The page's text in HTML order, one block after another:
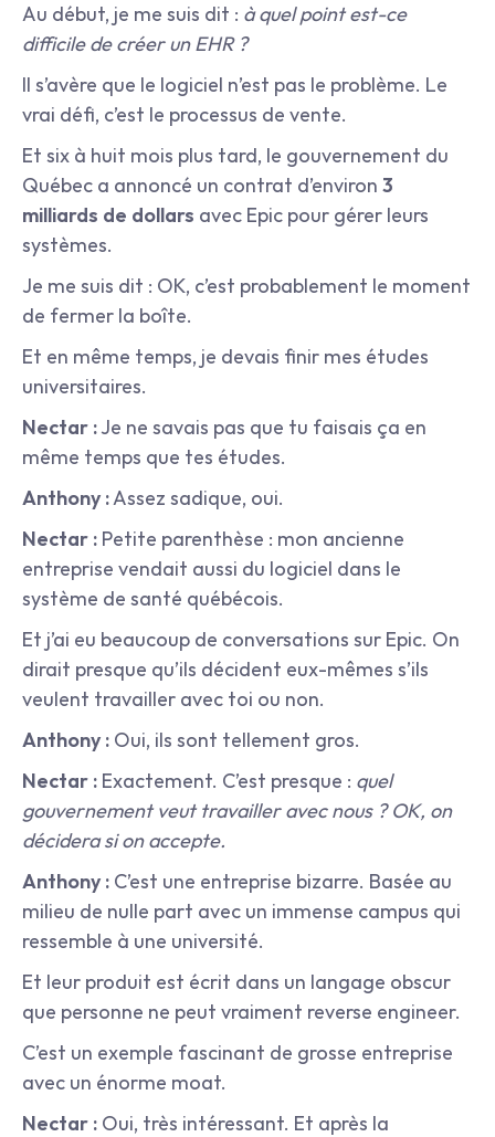
Au début, je me suis dit : à quel point est-ce
difficile de créer un EHR ?
Il s’avère que le logiciel n’est pas le problème. Le
vrai défi, c’est le processus de vente.
Et six à huit mois plus tard, le gouvernement du
Québec a annoncé un contrat d’environ 3
milliards de dollars avec Epic pour gérer leurs
systèmes.
Je me suis dit : OK, c’est probablement le moment
de fermer la boîte.
Et en même temps, je devais finir mes études
universitaires.
Nectar : Je ne savais pas que tu faisais ça en
même temps que tes études.
Anthony : Assez sadique, oui.
Nectar : Petite parenthèse : mon ancienne
entreprise vendait aussi du logiciel dans le
système de santé québécois.
Et j’ai eu beaucoup de conversations sur Epic. On
dirait presque qu’ils décident eux-mêmes s’ils
veulent travailler avec toi ou non.
Anthony : Oui, ils sont tellement gros.
Nectar : Exactement. C’est presque : quel
gouvernement veut travailler avec nous ? OK, on
décidera si on accepte.
Anthony : C’est une entreprise bizarre. Basée au
milieu de nulle part avec un immense campus qui
ressemble à une université.
Et leur produit est écrit dans un langage obscur
que personne ne peut vraiment reverse engineer.
C’est un exemple fascinant de grosse entreprise
avec un énorme moat.
Nectar : Oui, très intéressant. Et après la